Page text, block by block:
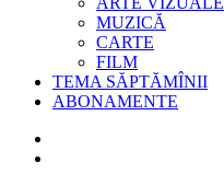
MUZICĂ
CARTE
FILM
TEMA SĂPTĂMÎNII
ABONAMENTE